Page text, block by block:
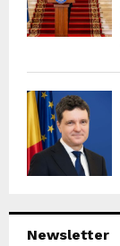
Newsletter